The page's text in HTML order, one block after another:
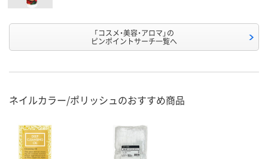
「コスメ・美容・アロマ」の
ピンポイントサーチ一覧へ
ネイルカラー/ポリッシュのおすすめ商品